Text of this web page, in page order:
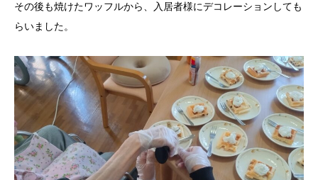
その後も焼けたワッフルから、入居者様にデコレーションしても
らいました。